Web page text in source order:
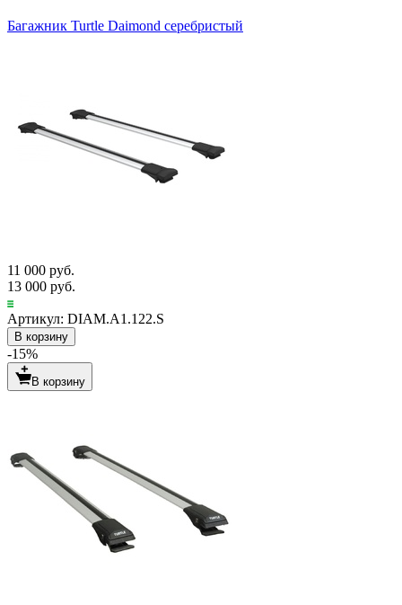
Багажник Turtle Daimond серебристый
11 000 руб.
13 000 руб.
Артикул: DIAM.A1.122.S
В корзину
-15%
В корзину